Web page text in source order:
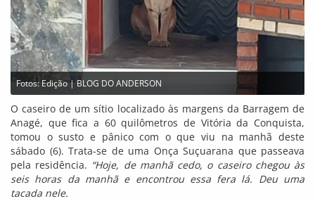
Fotos: Edição | BLOG DO ANDERSON
O caseiro de um sítio localizado às margens da Barragem de
Anagé, que fica a 60 quilômetros de Vitória da Conquista,
tomou o susto e pânico com o que viu na manhã deste
sábado (6). Trata-se de uma Onça Suçuarana que passeava
pela residência. “Hoje, de manhã cedo, o caseiro chegou às
seis horas da manhã e encontrou essa fera lá. Deu uma
tacada nele.